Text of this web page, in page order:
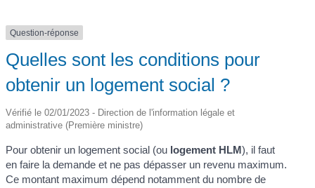
Question-réponse
Quelles sont les conditions pour
obtenir un logement social ?
Vérifié le 02/01/2023 - Direction de l'information légale et
administrative (Première ministre)
Pour obtenir un logement social (ou logement HLM), il faut
en faire la demande et ne pas dépasser un revenu maximum.
Ce montant maximum dépend notamment du nombre de